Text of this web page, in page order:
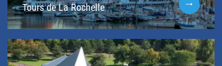
Tours de La Rochelle